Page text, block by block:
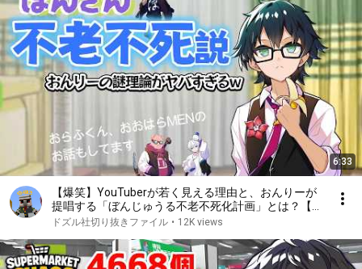
6:33
【爆笑】YouTuberが若く見える理由と、おんりーが
提唱する「ぼんじゅうる不老不死化計画」とは？【お
んりー切り抜き】@QnlyQ #ドズル社#おんりー#雑談
ドズル社切り抜きファイル • 12K views